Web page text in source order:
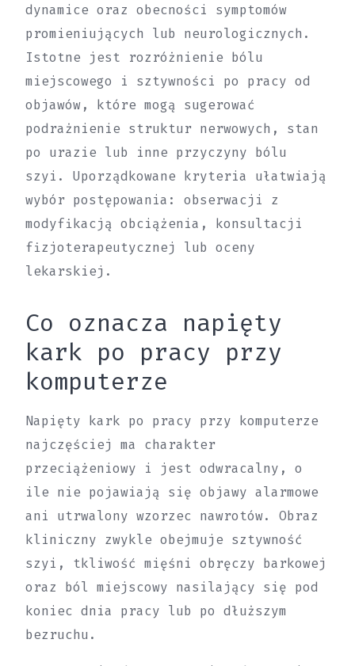
dynamice oraz obecności symptomów
promieniujących lub neurologicznych.
Istotne jest rozróżnienie bólu
miejscowego i sztywności po pracy od
objawów, które mogą sugerować
podrażnienie struktur nerwowych, stan
po urazie lub inne przyczyny bólu
szyi. Uporządkowane kryteria ułatwiają
wybór postępowania: obserwacji z
modyfikacją obciążenia, konsultacji
fizjoterapeutycznej lub oceny
lekarskiej.
Co oznacza napięty
kark po pracy przy
komputerze
Napięty kark po pracy przy komputerze
najczęściej ma charakter
przeciążeniowy i jest odwracalny, o
ile nie pojawiają się objawy alarmowe
ani utrwalony wzorzec nawrotów. Obraz
kliniczny zwykle obejmuje sztywność
szyi, tkliwość mięśni obręczy barkowej
oraz ból miejscowy nasilający się pod
koniec dnia pracy lub po dłuższym
bezruchu.